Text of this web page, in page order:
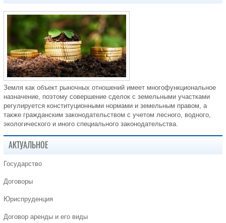
Земля как объект рыночных отношений имеет многофункциональное
назначение, поэтому совершение сделок с земельными участками
регулируется конституционными нормами и земельным правом, а
также гражданским законодательством с учетом лесного, водного,
экологического и иного специального законодательства.
АКТУАЛЬНОЕ
Государство
Договоры
Юриспруденция
Договор аренды и его виды